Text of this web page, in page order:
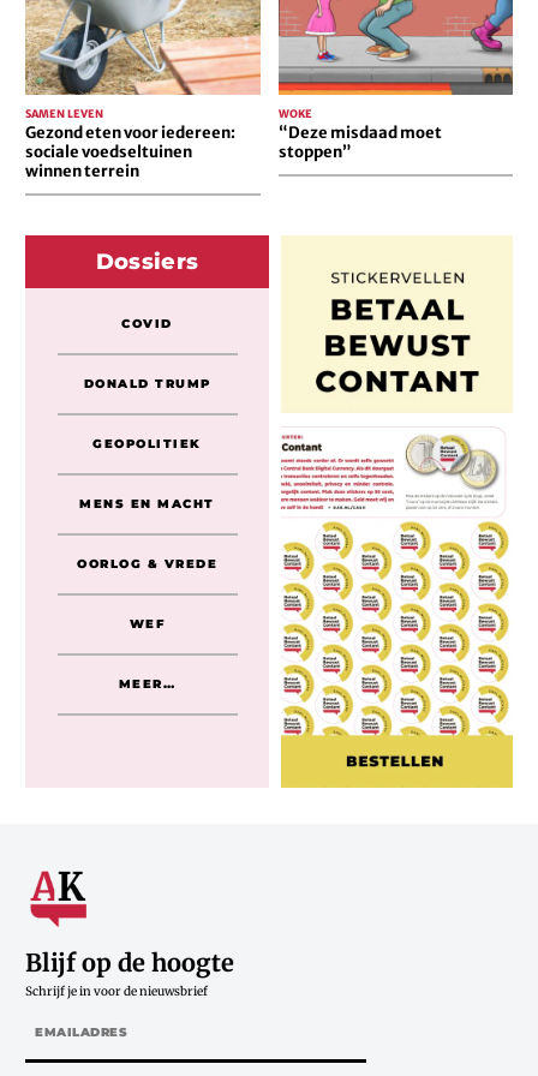
winnen
terrein
Gezond eten voor iedereen:
sociale voedseltuinen
winnen terrein
SAMEN LEVEN
“Deze misdaad moet
stoppen”
WOKE
Dossiers
COVID
DONALD TRUMP
GEOPOLITIEK
MENS EN MACHT
OORLOG & VREDE
WEF
MEER…
Blijf op de hoogte
Schrijf je in voor de nieuwsbrief